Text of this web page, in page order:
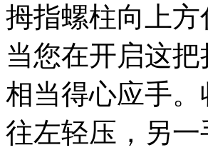
拇指螺柱向上
当您在开启这
相当得心应手
往左轻压，另